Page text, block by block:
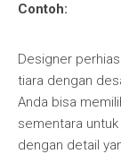
Contoh:
Designer
tiara dengan
Anda bisa
sementara
dengan detail